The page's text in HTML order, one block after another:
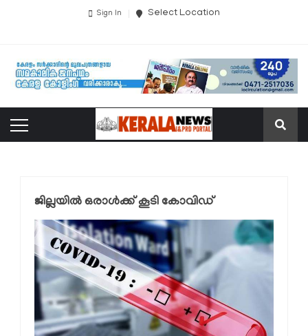
Sign In Select Location
ജില്ലയില്‍ ഒരാള്‍ക്ക് കൂടി കോവിഡ്